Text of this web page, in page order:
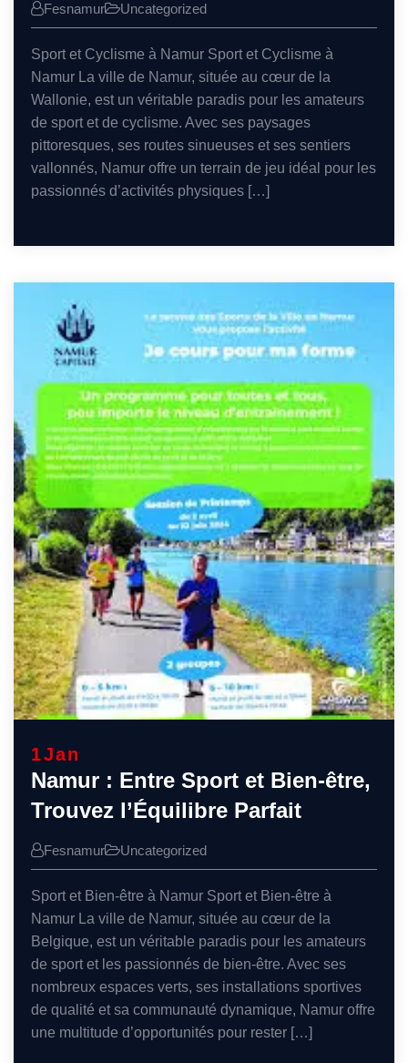
Fesnamur Uncategorized
Sport et Cyclisme à Namur Sport et Cyclisme à
Namur La ville de Namur, située au cœur de la
Wallonie, est un véritable paradis pour les amateurs
de sport et de cyclisme. Avec ses paysages
pittoresques, ses routes sinueuses et ses sentiers
vallonnés, Namur offre un terrain de jeu idéal pour les
passionnés d’activités physiques […]
1Jan
Namur : Entre Sport et Bien-être,
Trouvez l’Équilibre Parfait
Fesnamur Uncategorized
Sport et Bien-être à Namur Sport et Bien-être à
Namur La ville de Namur, située au cœur de la
Belgique, est un véritable paradis pour les amateurs
de sport et les passionnés de bien-être. Avec ses
nombreux espaces verts, ses installations sportives
de qualité et sa communauté dynamique, Namur offre
une multitude d’opportunités pour rester […]